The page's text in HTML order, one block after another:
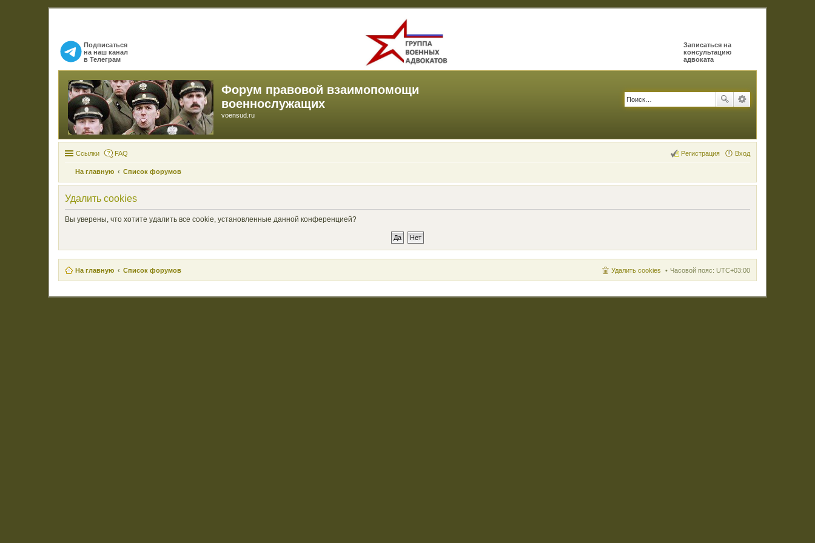
Подписаться
на наш канал
в Телеграм
Записаться на
консультацию
адвоката
Форум правовой взаимопомощи
военнослужащих
voensud.ru
Ссылки FAQ Вход
Регистрация
На главную Список форумов
Удалить cookies
Вы уверены, что хотите удалить все cookie, установленные данной конференцией?
На главную Список форумов Часовой пояс: UTC+03:00
Удалить cookies